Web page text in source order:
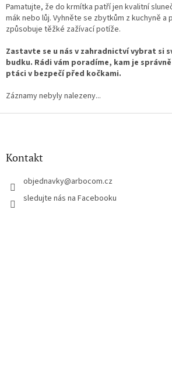
Pamatujte, že do krmítka patří jen kvalitní
mák nebo lůj. Vyhněte se zbytkům z kuchyně
způsobuje těžké zažívací potíže.
Zastavte se u nás v zahradnictví vybrat si
budku. Rádi vám poradíme, kam je
ptáci v bezpečí před kočkami.
Záznamy nebyly nalezeny...
Z
Kontakt
objednavky@arbocom.cz
sledujte nás na Facebooku